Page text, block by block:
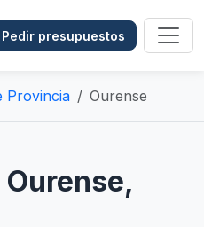
Pedir presupuestos
Provincia Ourense